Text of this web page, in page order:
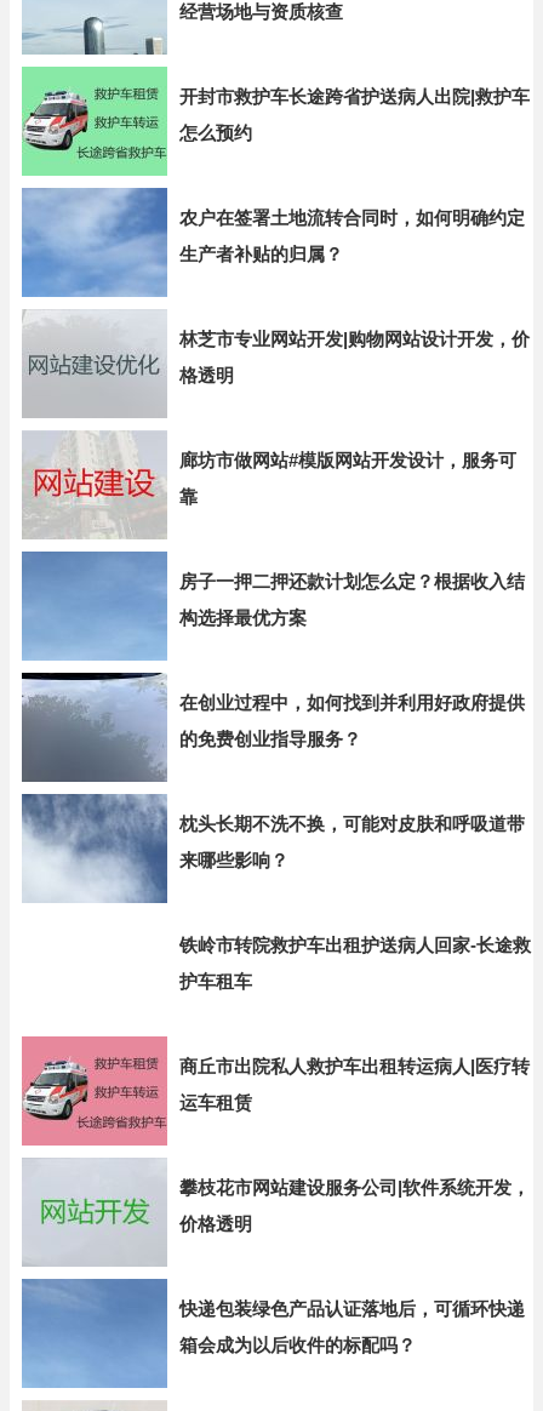
经营场地与资质核查
开封市救护车长途跨省护送病人出院|救护车
怎么预约
农户在签署土地流转合同时，如何明确约定
生产者补贴的归属？
林芝市专业网站开发|购物网站设计开发，价
格透明
廊坊市做网站#模版网站开发设计，服务可
靠
房子一押二押还款计划怎么定？根据收入结
构选择最优方案
在创业过程中，如何找到并利用好政府提供
的免费创业指导服务？
枕头长期不洗不换，可能对皮肤和呼吸道带
来哪些影响？
铁岭市转院救护车出租护送病人回家-长途救
护车租车
商丘市出院私人救护车出租转运病人|医疗转
运车租赁
攀枝花市网站建设服务公司|软件系统开发，
价格透明
快递包装绿色产品认证落地后，可循环快递
箱会成为以后收件的标配吗？